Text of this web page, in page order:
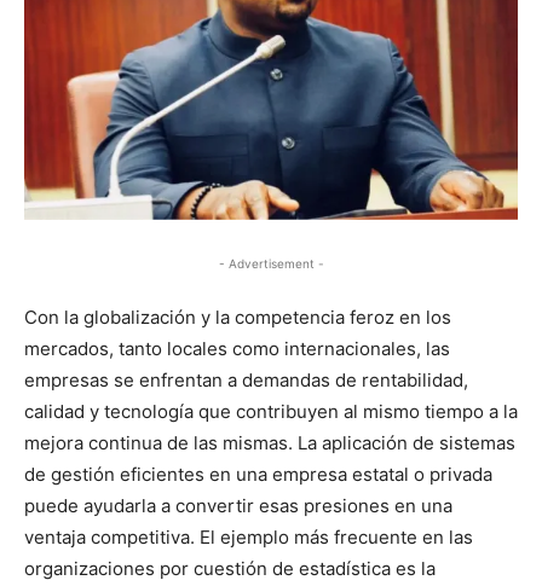
- Advertisement -
Con la globalización y la competencia feroz en los
mercados, tanto locales como internacionales, las
empresas se enfrentan a demandas de rentabilidad,
calidad y tecnología que contribuyen al mismo tiempo a la
mejora continua de las mismas. La aplicación de sistemas
de gestión eficientes en una empresa estatal o privada
puede ayudarla a convertir esas presiones en una
ventaja competitiva. El ejemplo más frecuente en las
organizaciones por cuestión de estadística es la